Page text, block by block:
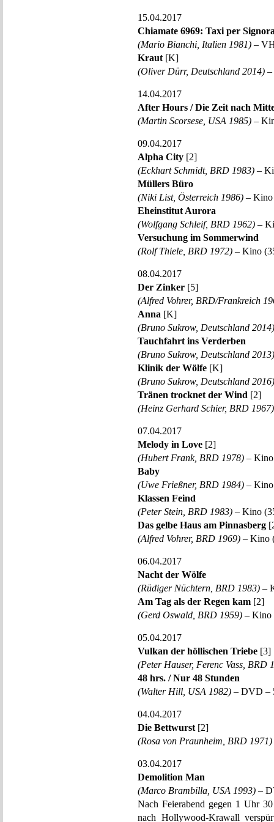
15.04.2017
Chiamate 6969: Taxi per
(Mario Bianchi, Italien 1981) –
Kraut [K]
(Oliver Dürr, Deutschland 2014) –
14.04.2017
After Hours / Die Zeit nach
(Martin Scorsese, USA 1985) –
09.04.2017
Alpha City [2]
(Eckhart Schmidt, BRD 1983) –
Müllers Büro
(Niki List, Österreich 1986) – Kino
Eheinstitut Aurora
(Wolfgang Schleif, BRD 1962) –
Versuchung im Sommerwind
(Rolf Thiele, BRD 1972) – Kino
08.04.2017
Der Zinker [5]
(Alfred Vohrer, BRD/Frankreich
Anna [K]
(Bruno Sukrow, Deutschland 2014)
Tauchfahrt ins Verderben
(Bruno Sukrow, Deutschland 2013)
Klinik der Wölfe [K]
(Bruno Sukrow, Deutschland 2016)
Tränen trocknet der Wind [2]
(Heinz Gerhard Schier, BRD 1967)
07.04.2017
Melody in Love [2]
(Hubert Frank, BRD 1978) –
Baby
(Uwe Frießner, BRD 1984) –
Klassen Feind
(Peter Stein, BRD 1983) – Kino
Das gelbe Haus am Pinnasberg
(Alfred Vohrer, BRD 1969) – Kino
06.04.2017
Nacht der Wölfe
(Rüdiger Nüchtern, BRD 1983) –
Am Tag als der Regen kam [2]
(Gerd Oswald, BRD 1959) – Kino
05.04.2017
Vulkan der höllischen Triebe [3]
(Peter Hauser, Ferenc Vass, BRD
48 hrs. / Nur 48 Stunden
(Walter Hill, USA 1982) – DVD –
04.04.2017
Die Bettwurst [2]
(Rosa von Praunheim, BRD 1971)
03.04.2017
Demolition Man
(Marco Brambilla, USA 1993) –
Nach Feierabend gegen 1 Uhr
nach Hollywood-Krawall